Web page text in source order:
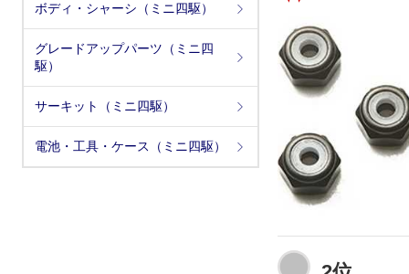
ボディ・シャーシ（ミニ四駆）
グレードアップパーツ（ミニ四
駆）
サーキット（ミニ四駆）
電池・工具・ケース（ミニ四駆）